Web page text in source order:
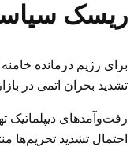
ریسک
برای رژیم درمانده
تشدید بحران اتمی در
رفت‌وآمدهای دیپلماتیک
احتمال تشدید تحریم‌ها